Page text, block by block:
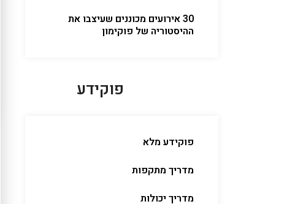
30 אירועים מכוננים שעיצבו את
ההיסטוריה של פוקימון
פוקידע
פוקידע מלא
מדריך מתקפות
מדריך יכולות